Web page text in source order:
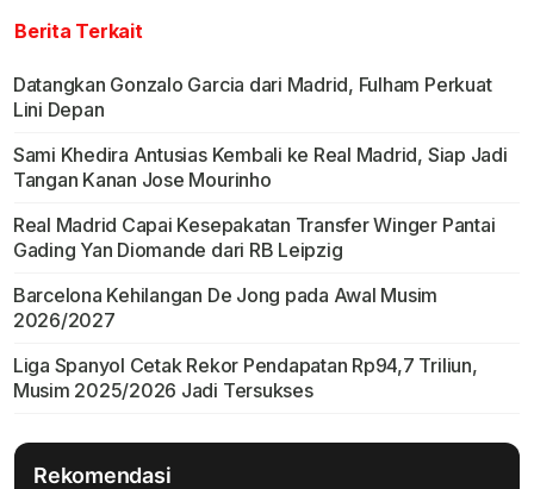
Berita Terkait
Datangkan Gonzalo Garcia dari Madrid, Fulham Perkuat
Lini Depan
Sami Khedira Antusias Kembali ke Real Madrid, Siap Jadi
Tangan Kanan Jose Mourinho
Real Madrid Capai Kesepakatan Transfer Winger Pantai
Gading Yan Diomande dari RB Leipzig
Barcelona Kehilangan De Jong pada Awal Musim
2026/2027
Liga Spanyol Cetak Rekor Pendapatan Rp94,7 Triliun,
Musim 2025/2026 Jadi Tersukses
Rekomendasi